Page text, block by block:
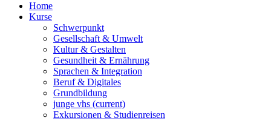
Home
Kurse
Schwerpunkt
Gesellschaft & Umwelt
Kultur & Gestalten
Gesundheit & Ernährung
Sprachen & Integration
Beruf & Digitales
Grundbildung
junge vhs (current)
Exkursionen & Studienreisen